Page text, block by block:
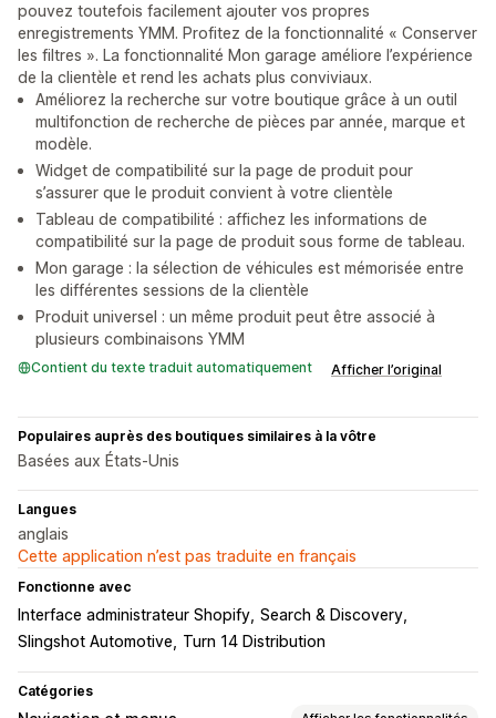
pouvez toutefois facilement ajouter vos propres
enregistrements YMM. Profitez de la fonctionnalité « Conserver
les filtres ». La fonctionnalité Mon garage améliore l’expérience
de la clientèle et rend les achats plus conviviaux.
Améliorez la recherche sur votre boutique grâce à un outil
multifonction de recherche de pièces par année, marque et
modèle.
Widget de compatibilité sur la page de produit pour
s’assurer que le produit convient à votre clientèle
Tableau de compatibilité : affichez les informations de
compatibilité sur la page de produit sous forme de tableau.
Mon garage : la sélection de véhicules est mémorisée entre
les différentes sessions de la clientèle
Produit universel : un même produit peut être associé à
plusieurs combinaisons YMM
Contient du texte traduit automatiquement Afficher l’original
Populaires auprès des boutiques similaires à la vôtre
Basées aux États-Unis
Langues
anglais
Cette application n’est pas traduite en français
Fonctionne avec
Interface administrateur Shopify Search & Discovery
Slingshot Automotive
Turn 14 Distribution
Catégories